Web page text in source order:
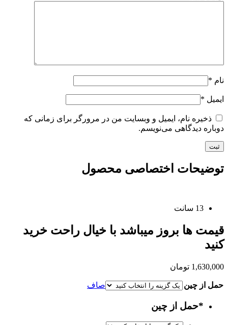
نام *
ایمیل *
ذخیره نام، ایمیل و وبسایت من در مرورگر برای زمانی که
دوباره دیدگاهی می‌نویسم.
توضیحات اختصاصی محصول
13 سانت
قیمت ها بروز میباشد با خیال راحت خرید
کنید
1,630,000 تومان
حمل از چین صاف
*حمل از چین